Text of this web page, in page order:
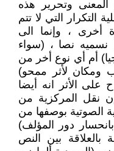
وتحرير هذه
التكرار التي لا تتم
أخرى ، وإنما الى
فان ما نسميه نصا ، (سواء
أم أي نوع أخر من
ومكان لأثر ممحو)
على الأثر انه أيضا
نقل المركزية من
الصوتية بوصفها من
بانحسار دور المؤلف)
بالعلاقة بين النص